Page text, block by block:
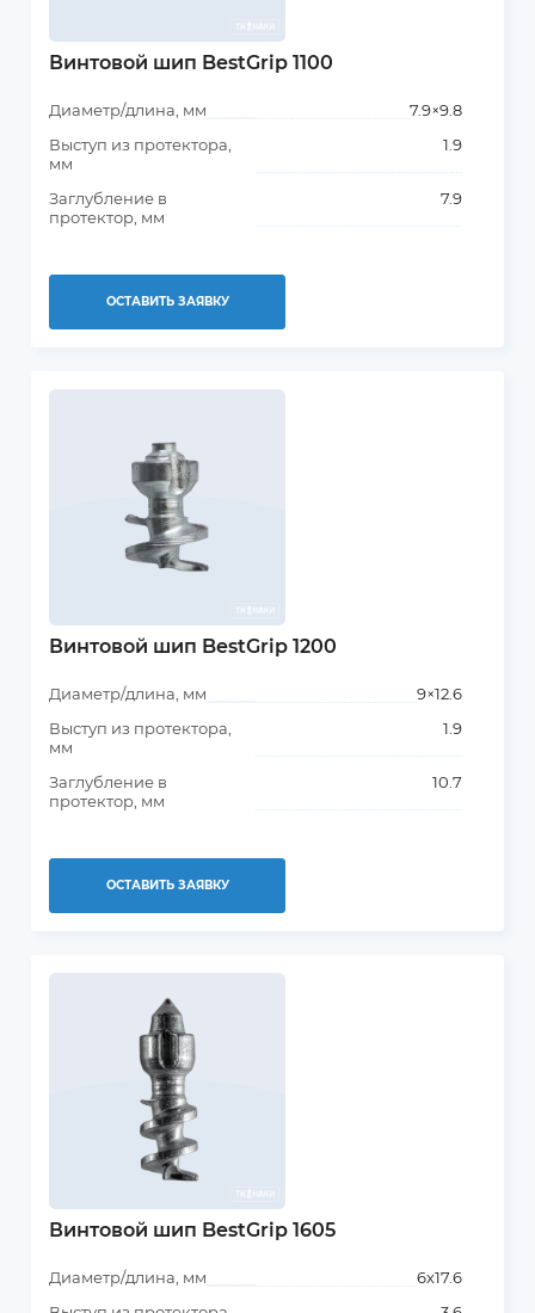
Винтовой шип BestGrip 1100
Диаметр/длина, мм
7.9×9.8
Выступ из протектора,
мм
1.9
Заглубление в
протектор, мм
7.9
ОСТАВИТЬ ЗАЯВКУ
Винтовой шип BestGrip 1200
Диаметр/длина, мм
9×12.6
Выступ из протектора,
мм
1.9
Заглубление в
протектор, мм
10.7
ОСТАВИТЬ ЗАЯВКУ
Винтовой шип BestGrip 1605
Диаметр/длина, мм
6х17.6